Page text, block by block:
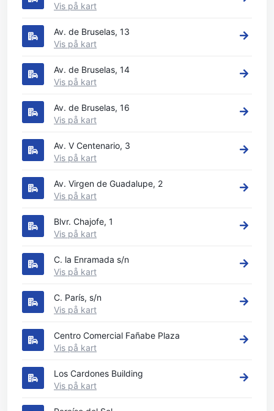
Vis på kart
Av. de Bruselas, 13
Vis på kart
Av. de Bruselas, 14
Vis på kart
Av. de Bruselas, 16
Vis på kart
Av. V Centenario, 3
Vis på kart
Av. Virgen de Guadalupe, 2
Vis på kart
Blvr. Chajofe, 1
Vis på kart
C. la Enramada s/n
Vis på kart
C. París, s/n
Vis på kart
Centro Comercial Fañabe Plaza
Vis på kart
Los Cardones Building
Vis på kart